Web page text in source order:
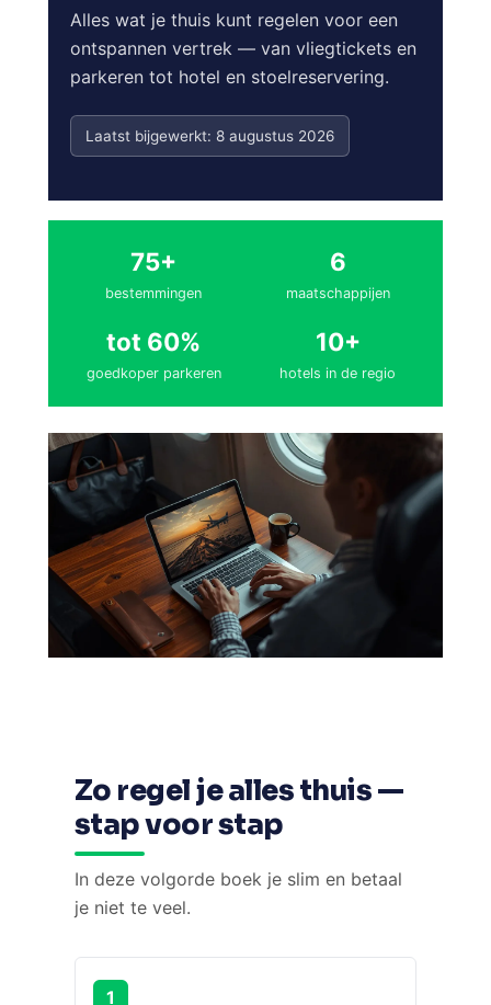
Alles wat je thuis kunt regelen voor een
ontspannen vertrek — van vliegtickets en
parkeren tot hotel en stoelreservering.
Laatst bijgewerkt: 8 augustus 2026
75+
bestemmingen
6
maatschappijen
tot 60%
goedkoper parkeren
10+
hotels in de regio
Zo regel je alles thuis —
stap voor stap
In deze volgorde boek je slim en betaal
je niet te veel.
1